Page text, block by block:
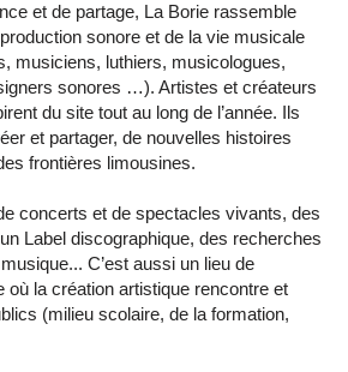
et de partage, La Borie rassemble
sonore et de la vie musicale
musiciens, luthiers, musicologues,
sonores …). Artistes et créateurs
du site tout au long de l’année. Ils
et partager, de nouvelles histoires
frontières limousines.
concerts et de spectacles vivants, des
Label discographique, des recherches
C’est aussi un lieu de
où la création artistique rencontre et
(milieu scolaire, de la formation,